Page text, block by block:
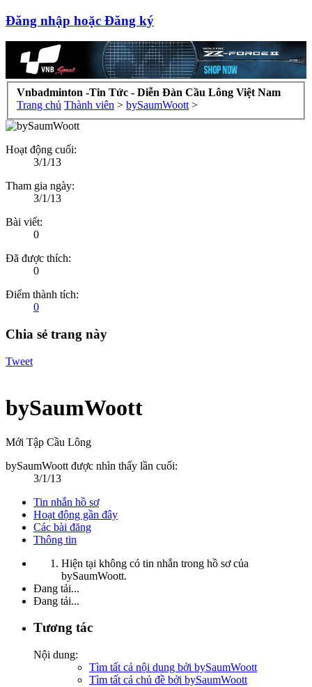
Đăng nhập hoặc Đăng ký
Vnbadminton -Tin Tức - Diễn Đàn Cầu Lông Việt Nam
Trang chủ Thành viên > bySaumWoott >
Hoạt động cuối:
3/1/13
Tham gia ngày:
3/1/13
Bài viết:
0
Đã được thích:
0
Điểm thành tích:
0
Chia sẻ trang này
Tweet
bySaumWoott
Mới Tập Cầu Lông
bySaumWoott được nhìn thấy lần cuối:
3/1/13
Tin nhắn hồ sơ
Hoạt động gần đây
Các bài đăng
Thông tin
Hiện tại không có tin nhắn trong hồ sơ của
bySaumWoott.
Đang tải...
Đang tải...
Tương tác
Nội dung:
Tìm tất cả nội dung bởi bySaumWoott
Tìm tất cả chủ đề bởi bySaumWoott